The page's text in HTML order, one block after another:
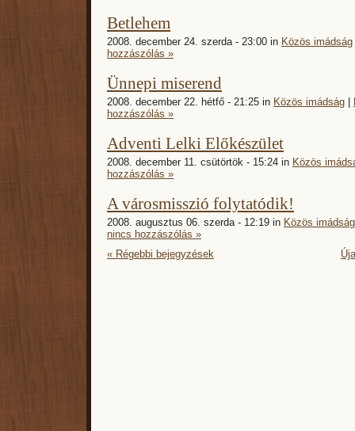
Betlehem
2008. december 24. szerda - 23:00 in Közös imádság
hozzászólás »
Ünnepi miserend
2008. december 22. hétfő - 21:25 in Közös imádság |
hozzászólás »
Adventi Lelki Előkészület
2008. december 11. csütörtök - 15:24 in Közös
hozzászólás »
A városmisszió folytatódik!
2008. augusztus 06. szerda - 12:19 in Közös imádság
nincs hozzászólás »
« Régebbi bejegyzések